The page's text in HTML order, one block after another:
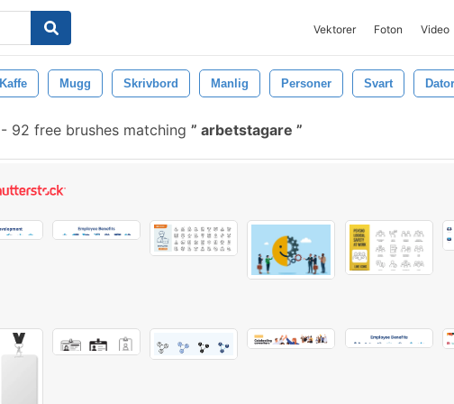
Vektorer Foton Video
Kaffe Mugg Skrivbord Manlig Personer Svart Dator
- 92 free brushes matching arbetstagare